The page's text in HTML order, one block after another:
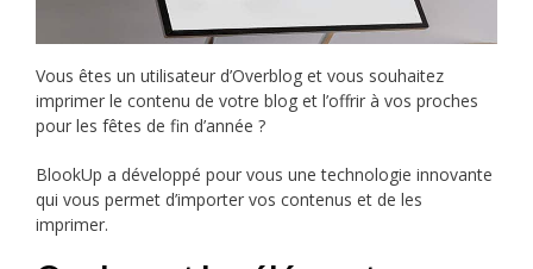
Vous êtes un utilisateur d’Overblog et vous souhaitez
imprimer le contenu de votre blog et l’offrir à vos proches
pour les fêtes de fin d’année ?
BlookUp a développé pour vous une technologie innovante
qui vous permet d’importer vos contenus et de les
imprimer.